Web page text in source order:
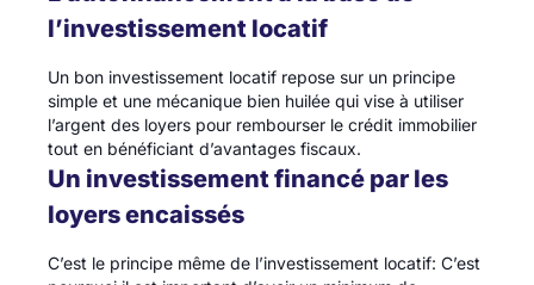
l’investissement locatif
Un bon investissement locatif repose sur un principe
simple et une mécanique bien huilée qui vise à utiliser
l’argent des loyers pour rembourser le crédit immobilier
tout en bénéficiant d’avantages fiscaux.
Un investissement financé par les
loyers encaissés
C’est le principe même de l’investissement locatif: C’est